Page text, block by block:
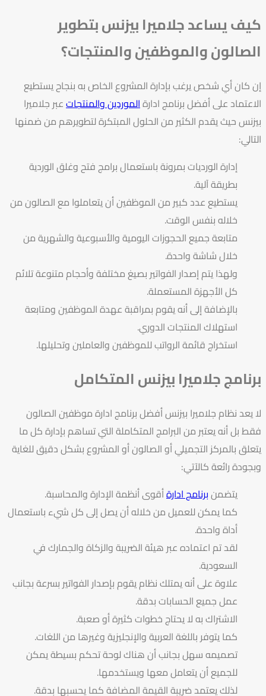
كيف يساعد جلاميرا بيزنس بتطوير
الصالون والموظفين والمنتجات؟
إن كان أي شخص يرغب بإدارة المشروع الخاص به بنجاح يستطيع
الاعتماد على أفضلبرنامج ادارةالموردين والمنتجاتعبر جلاميرا
بيزنسحيث يقدم الكثير من الحلول المبتكرة لتطويرهم من ضمنها
التالي:
إدارة الورديات بمرونة باستعمال برامج فتح وغلق الوردية
بطريقة آلية.
يستطيع عدد كبير من الموظفين أن يتعاملوا مع الصالون من
خلاله بنفس الوقت.
متابعة جميع الحجوزات اليومية والأسبوعية والشهرية من
خلال شاشة واحدة.
ولهذا يتم إصدار الفواتير بصيغ مختلفة وأحجام متنوعة تلائم
كل الأجهزة المستعملة.
بالإضافة إلى أنه يقوم بمراقبة عهدة الموظفين ومتابعة
استهلاك المنتجات الدوري.
استخراج قائمة الرواتب للموظفين والعاملين وتحليلها.
برنامج جلاميرا بيزنس المتكامل
لا يعد نظامجلاميرا بيزنسأفضلبرنامج ادارة موظفين الصالون
فقط بل أنه يعتبر من البرامج المتكاملة التي تساهم بإدارة كل ما
يتعلق بالمركز التجميلي أو الصالون أو المشروع بشكل دقيق للغاية
وبجودة رائعة كالآتي:
يتضمنبرنامج ادارةأقوى أنظمة الإدارة والمحاسبة.
كما يمكن للعميل من خلاله أن يصل إلى كل شيء باستعمال
أداة واحدة.
لقد تم اعتماده عبر هيئة الضريبة والزكاة والجمارك في
السعودية.
علاوة على أنه يمتلك نظام يقوم بإصدار الفواتير بسرعة بجانب
عمل جميع الحسابات بدقة.
الاشتراك به لا يحتاج خطوات كثيرة أو صعبة.
كما يتوفر باللغة العربية والإنجليزية وغيرها من اللغات.
تصميمه سهل بجانب أن هناك لوحة تحكم بسيطة يمكن
للجميع أن يتعامل معها ويستخدمها.
لذلك يعتمد ضريبة القيمة المضافة كما يحسبها بدقة.